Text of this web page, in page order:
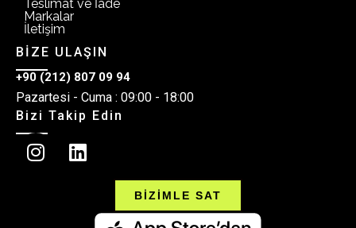
Teslimat ve İade
Markalar
İletişim
BİZE ULAŞIN
+90 (212) 807 09 94
Pazartesi - Cuma : 09:00 - 18:00
Bizi Takip Edin
BİZİMLE SAT